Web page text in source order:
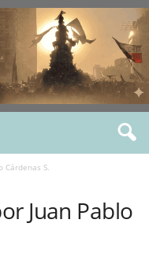
Cárdenas S.
Juan Pablo